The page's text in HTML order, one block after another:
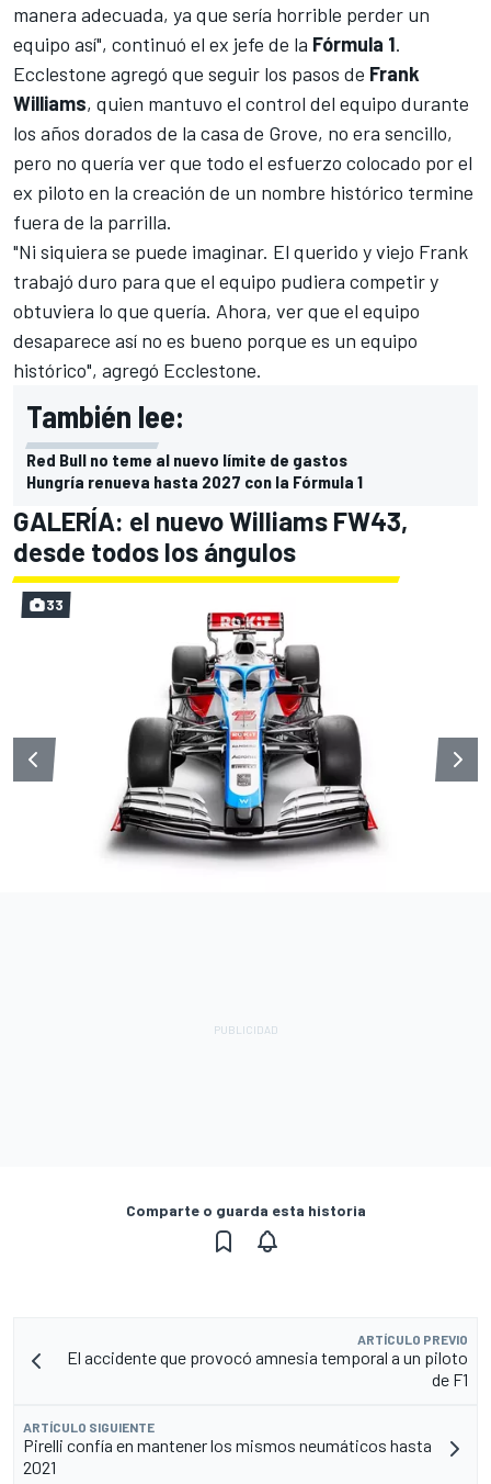
manera adecuada, ya que sería horrible perder un
equipo así", continuó el ex jefe de la Fórmula 1.
Ecclestone agregó que seguir los pasos de Frank
Williams, quien mantuvo el control del equipo durante
los años dorados de la casa de Grove, no era sencillo,
pero no quería ver que todo el esfuerzo colocado por el
ex piloto en la creación de un nombre histórico termine
fuera de la parrilla.
"Ni siquiera se puede imaginar. El querido y viejo Frank
trabajó duro para que el equipo pudiera competir y
obtuviera lo que quería. Ahora, ver que el equipo
desaparece así no es bueno porque es un equipo
histórico", agregó Ecclestone.
También lee:
Red Bull no teme al nuevo límite de gastos
Hungría renueva hasta 2027 con la Fórmula 1
GALERÍA: el nuevo Williams FW43,
desde todos los ángulos
33
Comparte o guarda esta historia
ARTÍCULO PREVIO
El accidente que provocó amnesia temporal a un piloto
de F1
ARTÍCULO SIGUIENTE
Pirelli confía en mantener los mismos neumáticos hasta
2021